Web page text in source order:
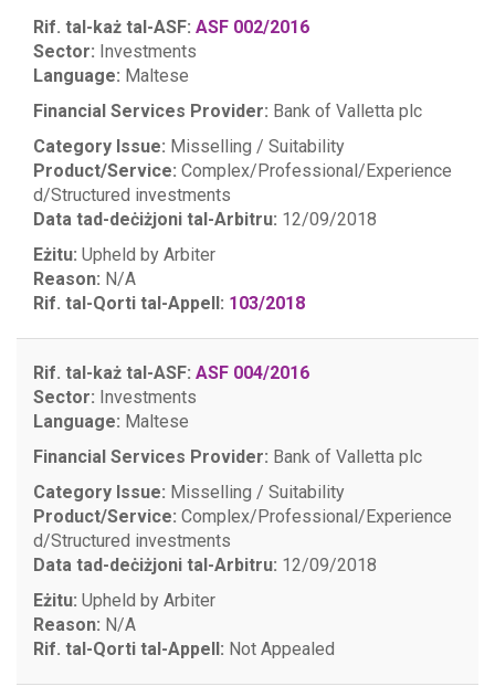
Rif. tal-każ tal-ASF: ASF 002/2016
Sector: Investments
Language: Maltese
Financial Services Provider: Bank of Valletta plc
Category Issue: Misselling / Suitability
Product/Service: Complex/Professional/Experience
d/Structured investments
Data tad-deċiżjoni tal-Arbitru: 12/09/2018
Eżitu: Upheld by Arbiter
Reason: N/A
Rif. tal-Qorti tal-Appell: 103/2018
Rif. tal-każ tal-ASF: ASF 004/2016
Sector: Investments
Language: Maltese
Financial Services Provider: Bank of Valletta plc
Category Issue: Misselling / Suitability
Product/Service: Complex/Professional/Experience
d/Structured investments
Data tad-deċiżjoni tal-Arbitru: 12/09/2018
Eżitu: Upheld by Arbiter
Reason: N/A
Rif. tal-Qorti tal-Appell: Not Appealed